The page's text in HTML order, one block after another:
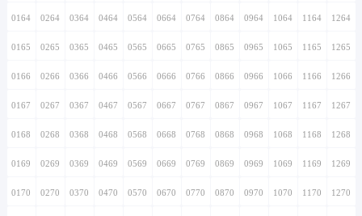
0164 0264 0364 0464 0564 0664 0764 0864 0964 1064 1164 1264
0165 0265 0365 0465 0565 0665 0765 0865 0965 1065 1165 1265
0166 0266 0366 0466 0566 0666 0766 0866 0966 1066 1166 1266
0167 0267 0367 0467 0567 0667 0767 0867 0967 1067 1167 1267
0168 0268 0368 0468 0568 0668 0768 0868 0968 1068 1168 1268
0169 0269 0369 0469 0569 0669 0769 0869 0969 1069 1169 1269
0170 0270 0370 0470 0570 0670 0770 0870 0970 1070 1170 1270